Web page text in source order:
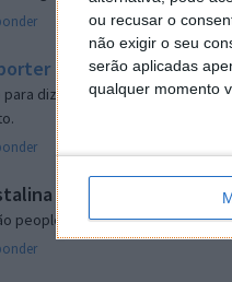
ou recusar o
não exigir o seu
serão aplicadas
qualquer momento
7 de Novembro de 2005 às
para dizer que ainda não me
11 de Novembro de 2005
people